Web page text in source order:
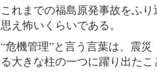
これまでの福島原発事故をふ
思え怖いくらいである。
“危機管理”と言う言葉は、震
る大きな柱の一つに躍り出たこ